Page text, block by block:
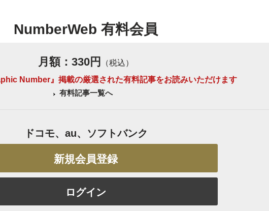
NumberWeb 有料会員
月額：330円
（税込）
Number』掲載の厳選された有料記事をお読みいただけます
有料記事一覧へ
ドコモ、au、ソフトバンク
新規会員登録
ログイン